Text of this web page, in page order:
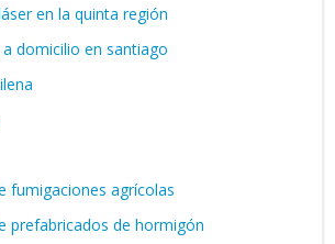
en la quinta región
domicilio en santiago
fumigaciones agrícolas
prefabricados de hormigón